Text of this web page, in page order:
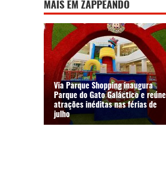
MAIS EM ZAPPEANDO
Via Parque Shopping inaugura
Parque do Gato Galáctico e reúne
atrações inéditas nas férias de
julho